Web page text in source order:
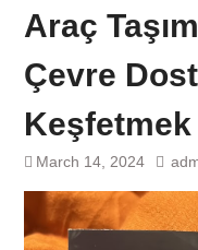
Araç
Çevre
Keşfetmek
March 14, 2024